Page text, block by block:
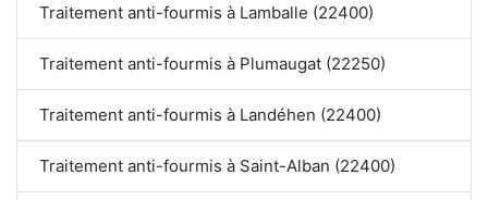
Traitement anti-fourmis à Lamballe (22400)
Traitement anti-fourmis à Plumaugat (22250)
Traitement anti-fourmis à Landéhen (22400)
Traitement anti-fourmis à Saint-Alban (22400)